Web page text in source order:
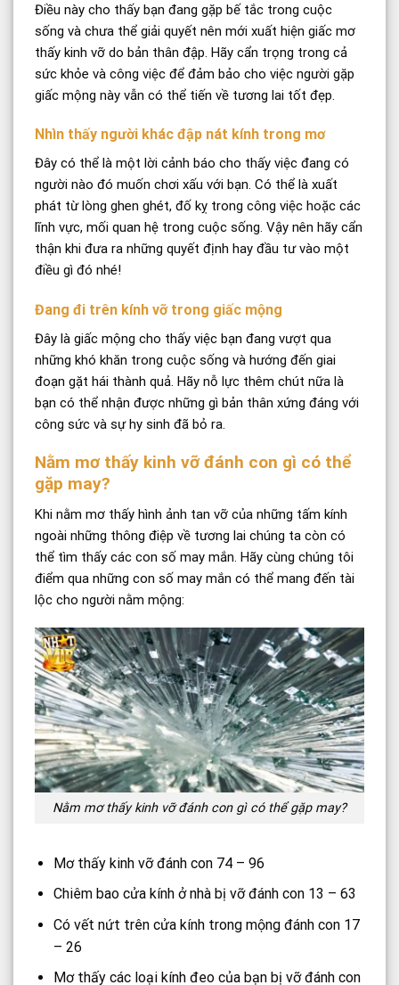
Điều này cho thấy bạn đang gặp bế tắc trong cuộc
sống và chưa thể giải quyết nên mới xuất hiện giấc mơ
thấy kinh vỡ do bản thân đập. Hãy cẩn trọng trong cả
sức khỏe và công việc để đảm bảo cho việc người gặp
giấc mộng này vẫn có thể tiến về tương lai tốt đẹp.
Nhìn thấy người khác đập nát kính trong mơ
Đây có thể là một lời cảnh báo cho thấy việc đang có
người nào đó muốn chơi xấu với bạn. Có thể là xuất
phát từ lòng ghen ghét, đố kỵ trong công việc hoặc các
lĩnh vực, mối quan hệ trong cuộc sống. Vậy nên hãy cẩn
thận khi đưa ra những quyết định hay đầu tư vào một
điều gì đó nhé!
Đang đi trên kính vỡ trong giấc mộng
Đây là giấc mộng cho thấy việc bạn đang vượt qua
những khó khăn trong cuộc sống và hướng đến giai
đoạn gặt hái thành quả. Hãy nỗ lực thêm chút nữa là
bạn có thể nhận được những gì bản thân xứng đáng với
công sức và sự hy sinh đã bỏ ra.
Nằm mơ thấy kinh vỡ đánh con gì có thể
gặp may?
Khi nằm mơ thấy hình ảnh tan vỡ của những tấm kính
ngoài những thông điệp về tương lai chúng ta còn có
thể tìm thấy các con số may mắn. Hãy cùng chúng tôi
điểm qua những con số may mắn có thể mang đến tài
lộc cho người nằm mộng:
Nằm mơ thấy kinh vỡ đánh con gì có thể gặp may?
Mơ thấy kinh vỡ đánh con 74 – 96
Chiêm bao cửa kính ở nhà bị vỡ đánh con 13 – 63
Có vết nứt trên cửa kính trong mộng đánh con 17
– 26
Mơ thấy các loại kính đeo của bạn bị vỡ đánh con